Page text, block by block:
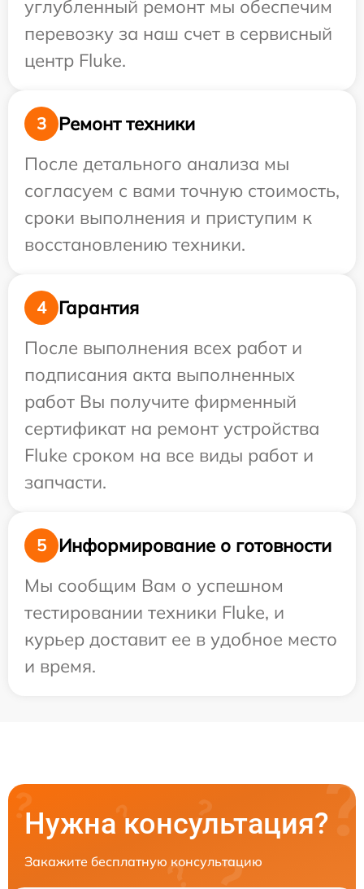
углубленный ремонт мы обеспечим
перевозку за наш счет в сервисный
центр Fluke.
3
Ремонт техники
После детального анализа мы
согласуем с вами точную стоимость,
сроки выполнения и приступим к
восстановлению техники.
4
Гарантия
После выполнения всех работ и
подписания акта выполненных
работ Вы получите фирменный
сертификат на ремонт устройства
Fluke сроком на все виды работ и
запчасти.
5
Информирование о готовности
Мы сообщим Вам о успешном
тестировании техники Fluke, и
курьер доставит ее в удобное место
и время.
Нужна консультация?
Закажите бесплатную консультацию